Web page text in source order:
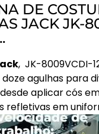
DE
JACK JK-
, JK-8009VCDI-
agulhas para
aplicar cós
refletivas em